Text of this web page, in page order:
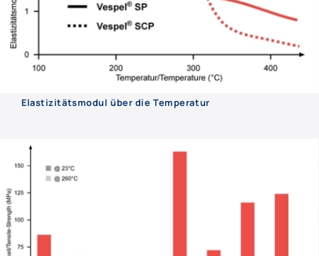
Elastizitätsmodul über die Temperatur